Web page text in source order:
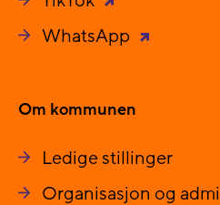
WhatsApp
Om kommunen
Ledige stillinger
Organisasjon og